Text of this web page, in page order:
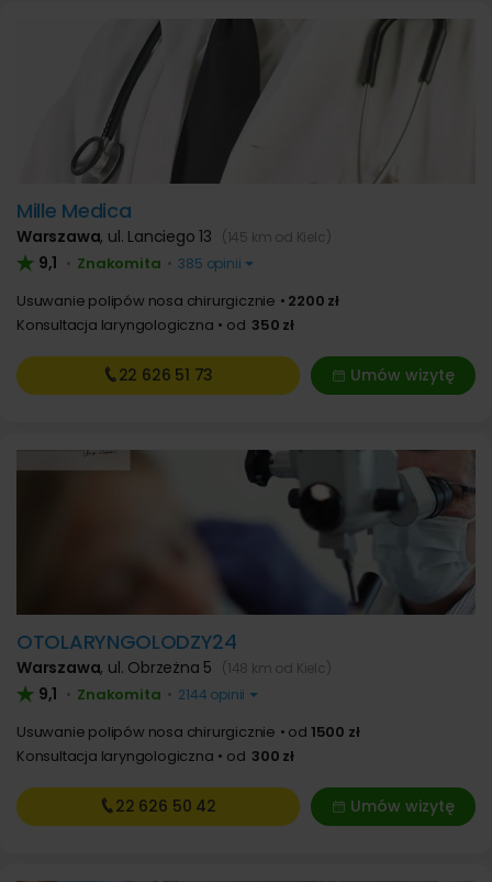
Mille Medica
Warszawa, ul. Lanciego 13 (145 km od Kielc)
9,1 • Znakomita • 385 opinii
Usuwanie polipów nosa chirurgicznie
2200 zł
Konsultacja laryngologiczna
od 350 zł
Umów wizytę
22 626 51 73
OTOLARYNGOLODZY24
Warszawa, ul. Obrzeżna 5 (148 km od Kielc)
9,1 • Znakomita • 2144 opinii
Usuwanie polipów nosa chirurgicznie od 1500 zł
Konsultacja laryngologiczna
od 300 zł
Umów wizytę
22 626 50 42